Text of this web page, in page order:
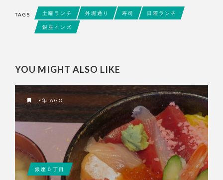
TAGS 土曜ランチ 外堀通り 寿司 日曜ランチ
銀座インズ
YOU MIGHT ALSO LIKE
7年 AGO
銀座５丁目